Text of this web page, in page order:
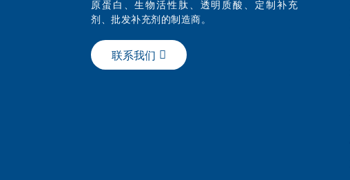
原蛋白、生物活性肽、透明质酸、定制补充
剂、批发补充剂的制造商。
联系我们